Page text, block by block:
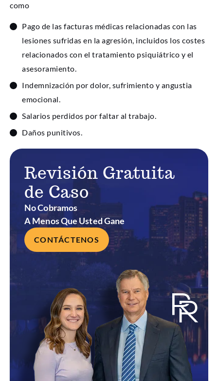
como
Pago de las facturas médicas relacionadas con las
lesiones sufridas en la agresión, incluidos los costes
relacionados con el tratamiento psiquiátrico y el
asesoramiento.
Indemnización por dolor, sufrimiento y angustia
emocional.
Salarios perdidos por faltar al trabajo.
Daños punitivos.
Revisión Gratuita
de Caso
No Cobramos
A Menos Que Usted Gane
CONTÁCTENOS